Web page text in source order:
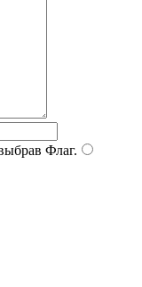
Флаг.